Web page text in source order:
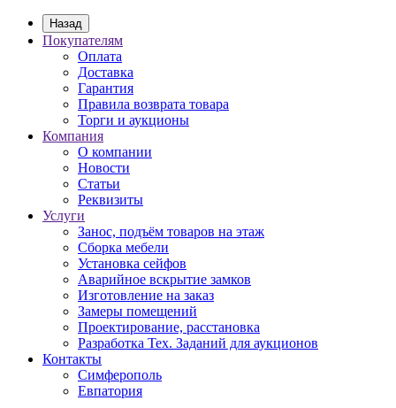
Назад
Покупателям
Оплата
Доставка
Гарантия
Правила возврата товара
Торги и аукционы
Компания
О компании
Новости
Статьи
Реквизиты
Услуги
Занос, подъём товаров на этаж
Сборка мебели
Установка сейфов
Аварийное вскрытие замков
Изготовление на заказ
Замеры помещений
Проектирование, расстановка
Разработка Тех. Заданий для аукционов
Контакты
Симферополь
Евпатория